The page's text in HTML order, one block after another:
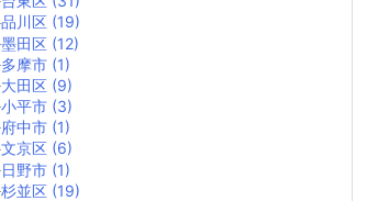
品川区 (19)
墨田区 (12)
多摩市 (1)
大田区 (9)
小平市 (3)
府中市 (1)
文京区 (6)
日野市 (1)
杉並区 (19)